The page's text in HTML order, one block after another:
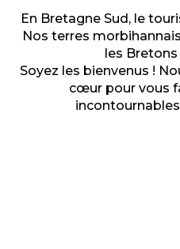
En Bretagne Sud, le
Nos terres
les
Soyez les bienvenus !
cœur pour vous